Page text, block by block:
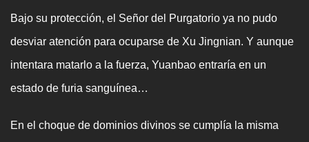
Bajo su protección, el Señor del Purgatorio ya no pudo
desviar atención para ocuparse de Xu Jingnian. Y aunque
intentara matarlo a la fuerza, Yuanbao entraría en un
estado de furia sanguínea…
En el choque de dominios divinos se cumplía la misma